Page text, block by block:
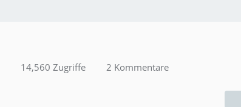
14,560 Zugriffe 2 Kommentare